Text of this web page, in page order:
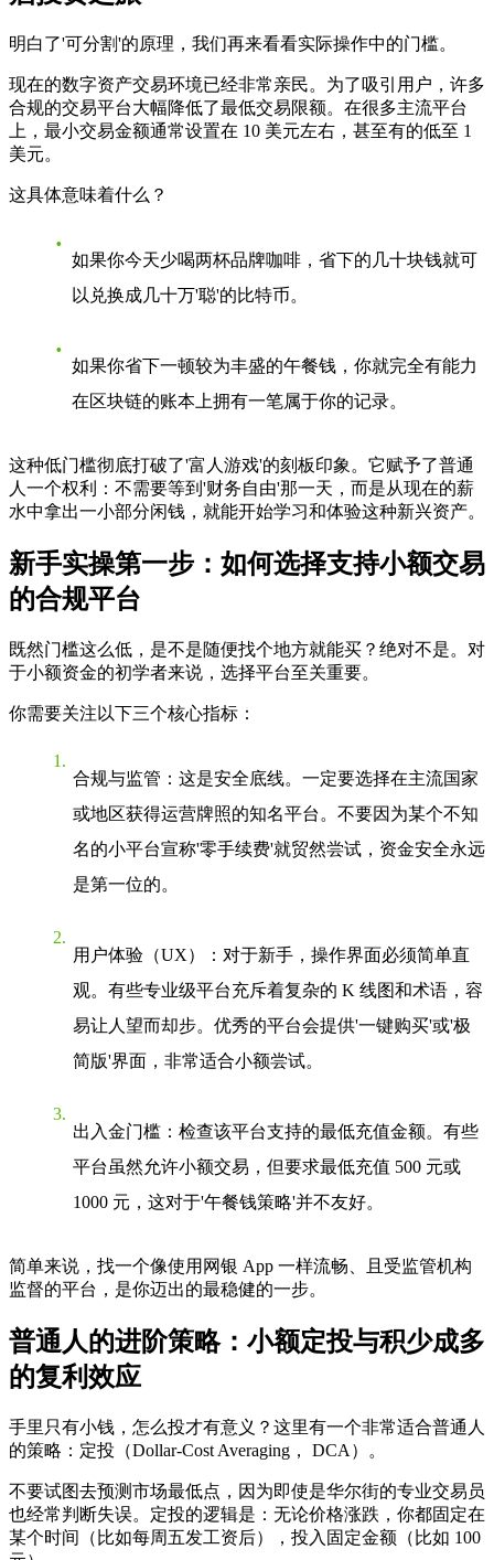
明白了'可分割'的原理，我们再来看看实际操作中的门槛。
现在的数字资产交易环境已经非常亲民。为了吸引用户，许多
合规的交易平台大幅降低了最低交易限额。在很多主流平台
上，最小交易金额通常设置在 10 美元左右，甚至有的低至 1
美元。
这具体意味着什么？
如果你今天少喝两杯品牌咖啡，省下的几十块钱就可
以兑换成几十万'聪'的比特币。
如果你省下一顿较为丰盛的午餐钱，你就完全有能力
在区块链的账本上拥有一笔属于你的记录。
这种低门槛彻底打破了'富人游戏'的刻板印象。它赋予了普通
人一个权利：不需要等到'财务自由'那一天，而是从现在的薪
水中拿出一小部分闲钱，就能开始学习和体验这种新兴资产。
新手实操第一步：如何选择支持小额交易
的合规平台
既然门槛这么低，是不是随便找个地方就能买？绝对不是。对
于小额资金的初学者来说，选择平台至关重要。
你需要关注以下三个核心指标：
合规与监管 ：这是安全底线。一定要选择在主流国家
或地区获得运营牌照的知名平台。不要因为某个不知
名的小平台宣称'零手续费'就贸然尝试，资金安全永远
是第一位的。
用户体验（UX）
：对于新手，操作界面必须简单直
观。有些专业级平台充斥着复杂的 K 线图和术语，容
易让人望而却步。优秀的平台会提供'一键购买'或'极
简版'界面，非常适合小额尝试。
出入金门槛 ：检查该平台支持的最低充值金额。有些
平台虽然允许小额交易，但要求最低充值 500 元或
1000 元，这对于'午餐钱策略'并不友好。
简单来说，找一个像使用网银 App 一样流畅、且受监管机构
监督的平台，是你迈出的最稳健的一步。
普通人的进阶策略：小额定投与积少成多
的复利效应
手里只有小钱，怎么投才有意义？这里有一个非常适合普通人
的策略： 定投（Dollar-Cost Averaging， DCA） 。
不要试图去预测市场最低点，因为即使是华尔街的专业交易员
也经常判断失误。定投的逻辑是：无论价格涨跌，你都固定在
某个时间（比如每周五发工资后），投入固定金额（比如 100